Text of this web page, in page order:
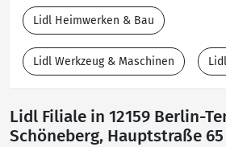
Lidl Heimwerken & Bau
Lidl Werkzeug & Maschinen
Lidl Filiale in 12159 Berlin-
Schöneberg, Hauptstraße 65